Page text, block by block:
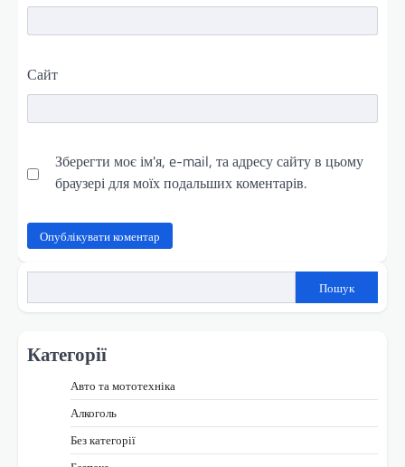
Сайт
Зберегти моє ім'я, e-mail, та адресу сайту в цьому
браузері для моїх подальших коментарів.
Пошук
Категорії
Авто та мототехніка
Алкоголь
Без категорії